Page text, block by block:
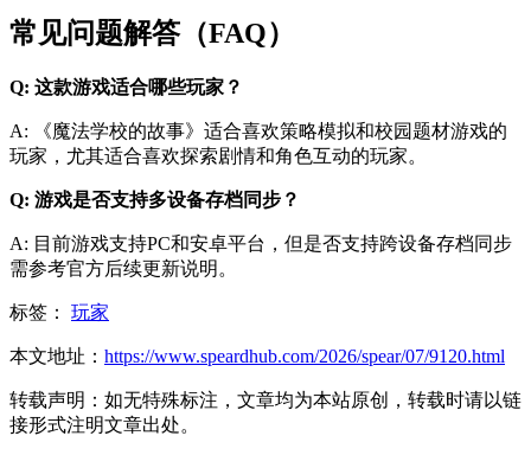
常见问题解答（FAQ）
Q: 这款游戏适合哪些玩家？
A: 《魔法学校的故事》适合喜欢策略模拟和校园题材游戏的
玩家，尤其适合喜欢探索剧情和角色互动的玩家。
Q: 游戏是否支持多设备存档同步？
A: 目前游戏支持PC和安卓平台，但是否支持跨设备存档同步
需参考官方后续更新说明。
标签： 玩家
本文地址： https://www.speardhub.com/2026/spear/07/9120.html
转载声明： 如无特殊标注，文章均为本站原创，转载时请以链
接形式注明文章出处。